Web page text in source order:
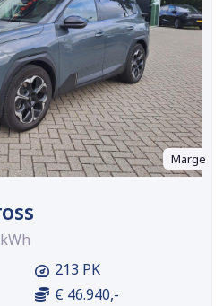
Marge
213 PK
€ 46.940,-